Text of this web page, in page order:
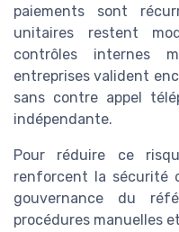
paiements sont
unitaires restent
contrôles internes
entreprises valident
sans contre appel
indépendante.
Pour réduire ce
renforcent la sécurité
gouvernance du
procédures manuelles